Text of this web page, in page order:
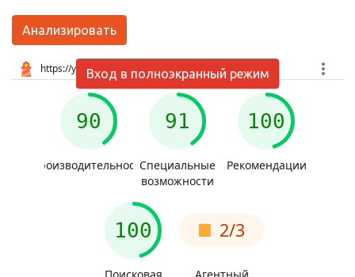
Анализировать
Вход в полноэкранный режим